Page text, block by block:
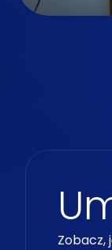
Zobacz,